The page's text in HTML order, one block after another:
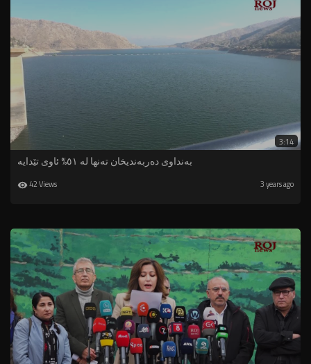
3:14
بەنداوی دەربەندیخان تەنها لە ٥١% ئاوی تێدایە
42 Views 3 years ago